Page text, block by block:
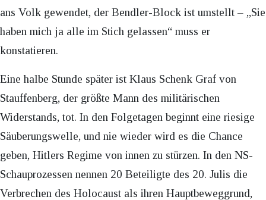
ans Volk gewendet, der Bendler-Block ist umstellt – „Sie
haben mich ja alle im Stich gelassen“ muss er
konstatieren.
Eine halbe Stunde später ist Klaus Schenk Graf von
Stauffenberg, der größte Mann des militärischen
Widerstands, tot. In den Folgetagen beginnt eine riesige
Säuberungswelle, und nie wieder wird es die Chance
geben, Hitlers Regime von innen zu stürzen. In den NS-
Schauprozessen nennen 20 Beteiligte des 20. Julis die
Verbrechen des Holocaust als ihren Hauptbeweggrund,